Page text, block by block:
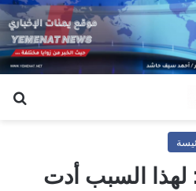
السبب أدت